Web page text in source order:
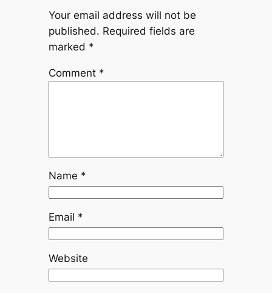
Your email address will not be
published. Required fields are
marked *
Comment *
Name *
Email *
Website